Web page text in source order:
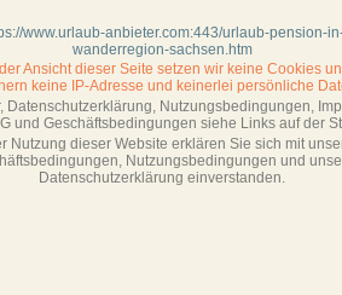
www.urlaub-anbieter.com:443/urlaub-pension-
wanderregion-sachsen.htm
Ansicht dieser Seite setzen wir keine Cookies
keine IP-Adresse und keinerlei persönliche
Datenschutzerklärung, Nutzungsbedingungen,
und Geschäftsbedingungen siehe Links auf der
Nutzung dieser Website erklären Sie sich mit
Nutzungsbedingungen und
Datenschutzerklärung einverstanden.